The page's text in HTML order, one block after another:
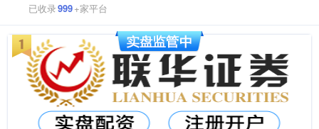
已收录999+家平台